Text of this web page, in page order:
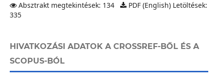
Absztrakt megtekintések: 134
PDF (English) Letöltések:
335
HIVATKOZÁSI ADATOK A CROSSREF-BŐL ÉS A
SCOPUS-BÓL